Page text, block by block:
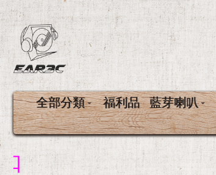
全部分類 福利品 藍芽喇叭